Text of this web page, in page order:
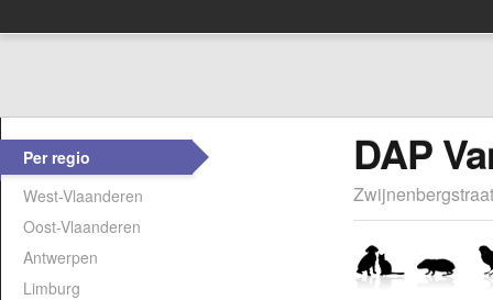
Per regio
West-Vlaanderen
Oost-Vlaanderen
Antwerpen
Limburg
DAP